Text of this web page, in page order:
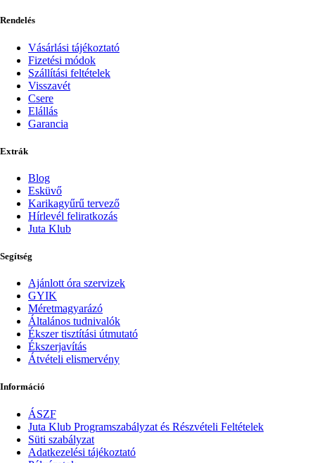
Rendelés
Vásárlási tájékoztató
Fizetési módok
Szállítási feltételek
Visszavét
Csere
Elállás
Garancia
Extrák
Blog
Esküvő
Karikagyűrű tervező
Hírlevél feliratkozás
Juta Klub
Segítség
Ajánlott óra szervizek
GYIK
Méretmagyarázó
Általános tudnivalók
Ékszer tisztítási útmutató
Ékszerjavítás
Átvételi elismervény
Információ
ÁSZF
Juta Klub Programszabályzat és Részvételi Feltételek
Süti szabályzat
Adatkezelési tájékoztató